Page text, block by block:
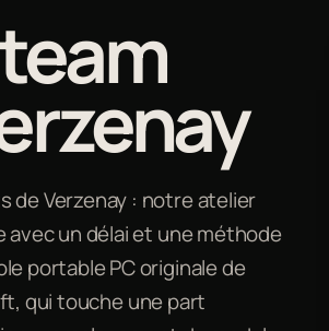
de Verzenay : notre atelier
un délai et une méthode
portable PC originale de
qui touche une part